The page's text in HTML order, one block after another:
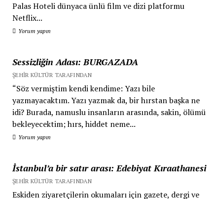
Palas Hoteli dünyaca ünlü film ve dizi platformu
Netflix...
Yorum yapın
Sessizliğin Adası: BURGAZADA
ŞEHIR KÜLTÜR TARAFINDAN
“Söz vermiştim kendi kendime: Yazı bile
yazmayacaktım. Yazı yazmak da, bir hırstan başka ne
idi? Burada, namuslu insanların arasında, sakin, ölümü
bekleyecektim; hırs, hiddet neme...
Yorum yapın
İstanbul’a bir satır arası: Edebiyat Kıraathanesi
ŞEHIR KÜLTÜR TARAFINDAN
Eskiden ziyaretçilerin okumaları için gazete, dergi ve